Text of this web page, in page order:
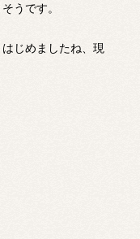
うです。
じめましたね、現